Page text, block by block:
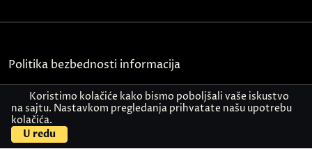
Politika bezbednosti informacija
Kontakt
© Akademija Oxford 2026.
Koristimo kolačiće kako bismo poboljšali vaše iskustvo
na sajtu. Nastavkom pregledanja prihvatate našu upotrebu
kolačića.
U redu